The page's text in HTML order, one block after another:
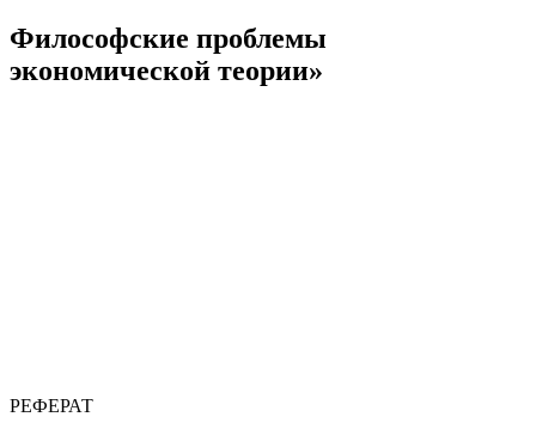
Философские проблемы
экономической теории»
РЕФЕРАТ